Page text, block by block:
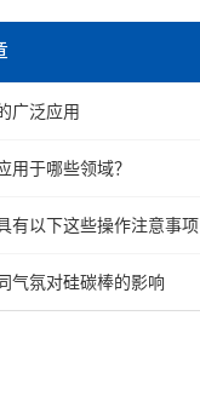
广泛应用
用于哪些领域？
有以下这些操作注意事项
气氛对硅碳棒的影响